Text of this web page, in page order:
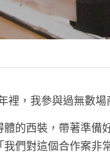
裡，我參與過無數場
的西裝，帶著準
們對這個合作案非